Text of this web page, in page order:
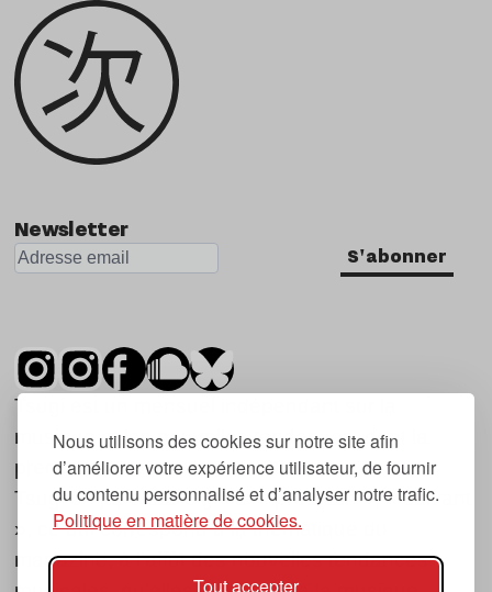
Nous utilisons des cookies sur notre site afin
d’améliorer votre expérience utilisateur, de fournir
du contenu personnalisé et d’analyser notre trafic.
Politique en matière de cookies.
Tout accepter
Newsletter
S'abonner
Tsugi est un mensuel indépendant sur la
musique et les nouvelles tendances, dont la
première parution date de 2007.
Tsugi en japonais signifie « prochain », « suivant
», ce qui correspond à la thématique du
magazine, à l’affût des nouvelles tendances